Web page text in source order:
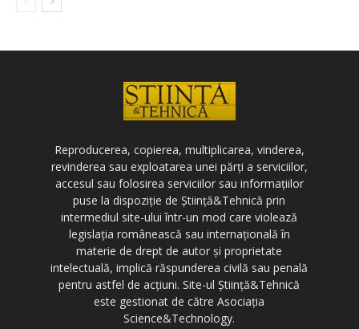
Reproducerea, copierea, multiplicarea, vinderea,
revinderea sau exploatarea unei părți a serviciilor,
accesul sau folosirea serviciilor sau informațiilor
puse la dispoziție de Știință&Tehnică prin
intermediul site-ului într-un mod care violează
legislația românească sau internațională în
materie de drept de autor și proprietate
intelectuală, implică răspunderea civilă sau penală
pentru astfel de acțiuni. Site-ul Știință&Tehnică
este gestionat de către Asociația
Science&Technology.